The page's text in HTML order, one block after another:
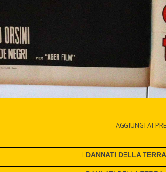
AGGIUNGI AI
I DANNATI DELLA TERRA